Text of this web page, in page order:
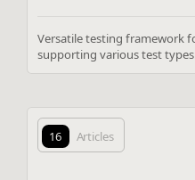
Versatile testing framework
supporting various test
16 Articles